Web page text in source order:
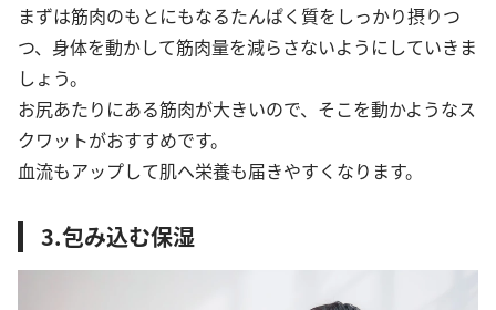
まずは筋肉のもとにもなるたんぱく質をしっかり摂りつ
つ、身体を動かして筋肉量を減らさないようにしていきま
しょう。
お尻あたりにある筋肉が大きいので、そこを動かようなス
クワットがおすすめです。
血流もアップして肌へ栄養も届きやすくなります。
3.包み込む保湿